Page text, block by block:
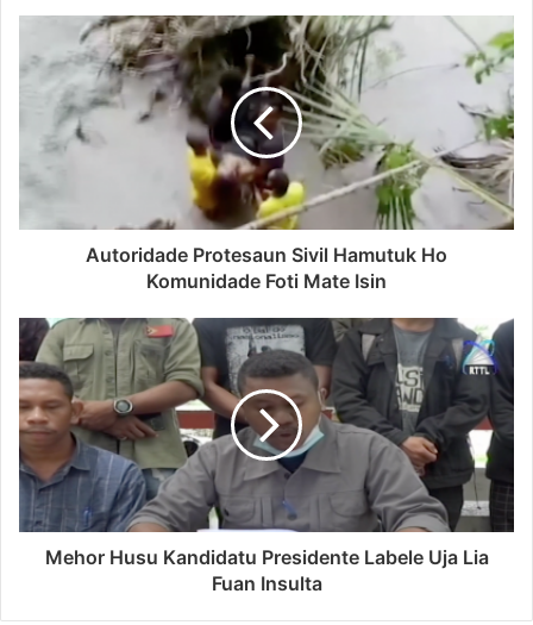
Autoridade Protesaun Sivil Hamutuk Ho
Komunidade Foti Mate Isin
Mehor Husu Kandidatu Presidente Labele Uja Lia
Fuan Insulta